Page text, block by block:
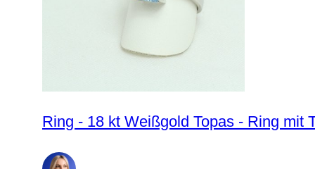
Ring - 18 kt Weißgold Topas - Ring mit